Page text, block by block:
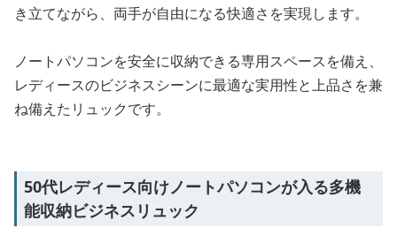
き立てながら、両手が自由になる快適さを実現します。
ノートパソコンを安全に収納できる専用スペースを備え、
レディースのビジネスシーンに最適な実用性と上品さを兼
ね備えたリュックです。
50代レディース向けノートパソコンが入る多機
能収納ビジネスリュック